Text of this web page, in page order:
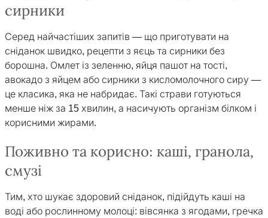
сирники
Серед найчастіших запитів — що приготувати на
сніданок швидко, рецепти з яєць та сирники без
борошна. Омлет із зеленню, яйця пашот на тості,
авокадо з яйцем або сирники з кисломолочного сиру —
це класика, яка не набридає. Такі страви готуються
менше ніж за 15 хвилин, а насичують організм білком і
корисними жирами.
Поживно та корисно: каші, гранола,
смузі
Тим, хто шукає здоровий сніданок, підійдуть каші на
воді або рослинному молоці: вівсянка з ягодами, гречка